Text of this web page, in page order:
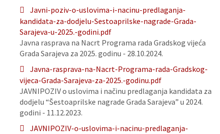
Javni-poziv-o-uslovima-i-nacinu-predlaganja-
kandidata-za-dodjelu-Sestoaprilske-nagrade-Grada-
Sarajeva-u-2025.-godini.pdf
Javna rasprava na Nacrt Programa rada Gradskog vijeća
Grada Sarajeva za 2025. godinu - 28.10.2024.
Javna-rasprava-na-Nacrt-Programa-rada-Gradskog-
vijeca-Grada-Sarajeva-za-2025.-godinu.pdf
JAVNIPOZIV o uslovima i načinu predlaganja kandidata za
dodjelu “Šestoaprilske nagrade Grada Sarajeva” u 2024.
godini - 11.12.2023.
JAVNIPOZIV-o-uslovima-i-nacinu-predlaganja-